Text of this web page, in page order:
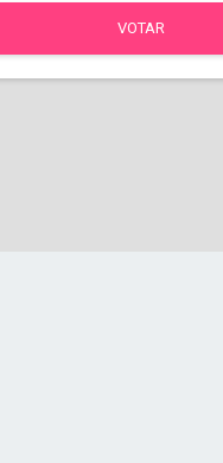
VOTAR